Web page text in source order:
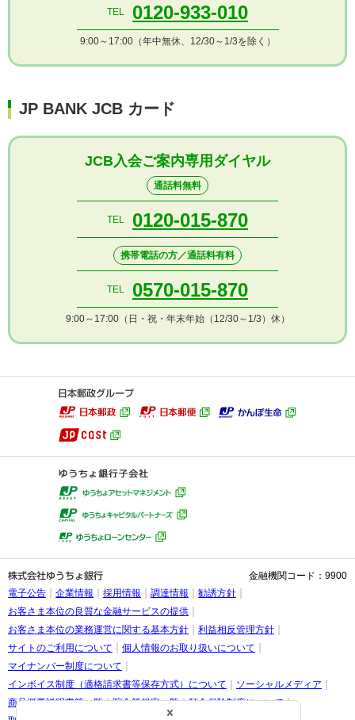
TEL 0120-933-010
9:00～17:00（年中無休、12/30～1/3を除く）
JP BANK JCB カード
JCB入会ご案内専用ダイヤル
通話料無料
TEL 0120-015-870
携帯電話の方／通話料有料
TEL 0570-015-870
9:00～17:00（日・祝・年末年始（12/30～1/3）休）
金融機関コード：9900
電子公告
企業情報 採用情報 調達情報
勧誘方針
お客さま本位の良質な金融サービスの提供
お客さま本位の業務運営に関する基本方針
利益相反管理方針
サイトのご利用について
個人情報のお取り扱いについて
マイナンバー制度について
インボイス制度（適格請求書等保存方式）について
ソーシャルメディア
商品概要説明書等一覧
貯金等規定一覧
預金保険制度について